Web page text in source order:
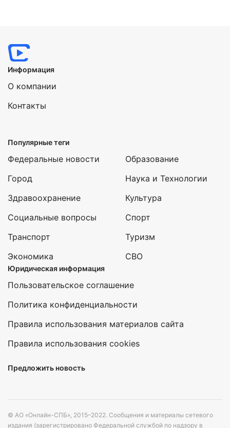
Информация
О компании
Контакты
Популярные теги
Федеральные новости
Город
Здравоохранение
Социальные вопросы
Транспорт
Экономика
Образование
Наука и Технологии
Культура
Спорт
Туризм
СВО
Юридическая информация
Пользовательское соглашение
Политика конфиденциальности
Правила использования материалов сайта
Правила использования cookies
Предложить новость
© АО «Онлайн-СПБ», 2015–2022. Сообщения и материалы сетевого
издания (зарегистрировано Федеральной службой по надзору в